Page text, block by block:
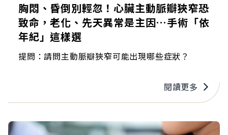
胸悶、昏倒別輕忽！心臟主動脈瓣狹窄恐
致命，老化、先天異常是主因…手術「依
年紀」這樣選
提問：請問主動脈瓣狹窄可能出現哪些症狀？
閱讀更多